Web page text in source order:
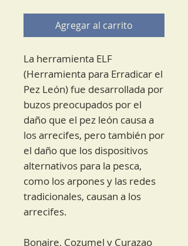
Agregar al carrito
La herramienta ELF
(Herramienta para Erradicar el
Pez León) fue desarrollada por
buzos preocupados por el
daño que el pez león causa a
los arrecifes, pero también por
el daño que los dispositivos
alternativos para la pesca,
como los arpones y las redes
tradicionales, causan a los
arrecifes.
Bonaire, Cozumel y Curazao